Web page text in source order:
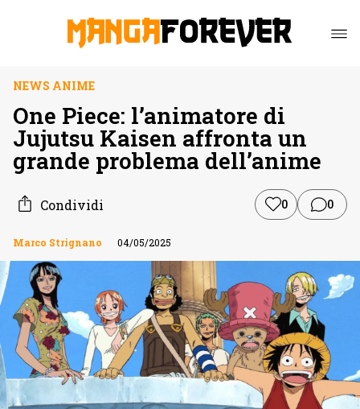
NEWS ANIME
One Piece: l’animatore di
Jujutsu Kaisen affronta un
grande problema dell’anime
Condividi 0 0
Marco Strignano 04/05/2025